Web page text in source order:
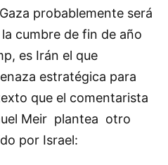
probablemente será
cumbre de fin de año
es Irán el que
estratégica para
que el comentarista
Meir plantea otro
por Israel: